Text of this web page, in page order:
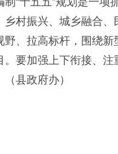
乡村振兴、城乡融合
野、拉高标杆，围绕
。要加强上下衔接、
县政府办）